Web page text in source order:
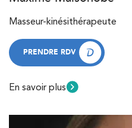
Masseur-kinésithérapeute
PRENDRE RDV
En savoir plus